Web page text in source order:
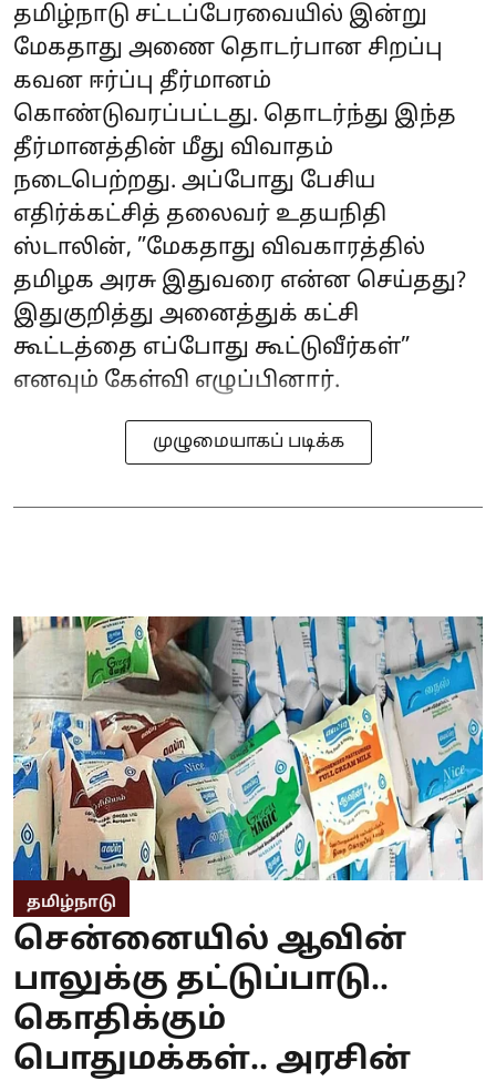
தமிழ்நாடு சட்டப்பேரவையில் இன்று
மேகதாது அணை தொடர்பான சிறப்பு
கவன ஈர்ப்பு தீர்மானம்
கொண்டுவரப்பட்டது. தொடர்ந்து இந்த
தீர்மானத்தின் மீது விவாதம்
நடைபெற்றது. அப்போது பேசிய
எதிர்க்கட்சித் தலைவர் உதயநிதி
ஸ்டாலின், ”மேகதாது விவகாரத்தில்
தமிழக அரசு இதுவரை என்ன செய்தது?
இதுகுறித்து அனைத்துக் கட்சி
கூட்டத்தை எப்போது கூட்டுவீர்கள்”
எனவும் கேள்வி எழுப்பினார்.
முழுமையாகப் படிக்க
தமிழ்நாடு
சென்னையில் ஆவின்
பாலுக்கு தட்டுப்பாடு..
கொதிக்கும்
பொதுமக்கள்.. அரசின்